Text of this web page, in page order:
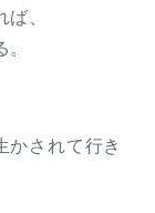
、
かされて行き